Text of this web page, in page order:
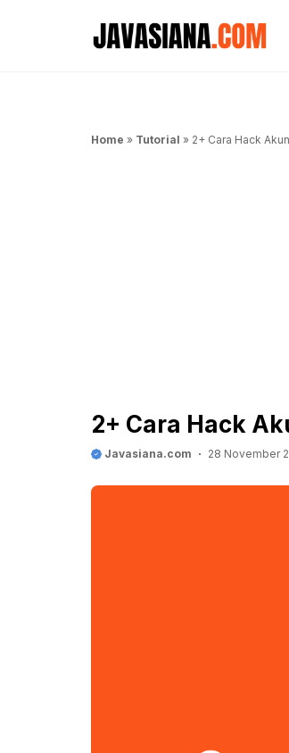
Home » Tutorial » 2+ Cara Hack
2+ Cara Hack
Javasiana.com 28 November